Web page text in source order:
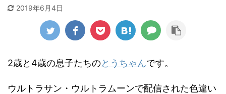
2019年6月4日
2歳と4歳の息子たちのとうちゃんです。
ウルトラサン・ウルトラムーンで配信された色違い